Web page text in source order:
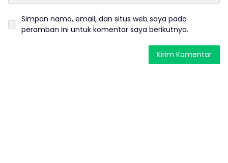
Simpan nama, email, dan situs web saya pada
peramban ini untuk komentar saya berikutnya.